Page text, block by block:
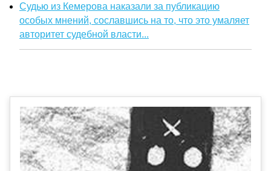
Судью из Кемерова наказали за публикацию
особых мнений, сославшись на то, что это умаляет
авторитет судебной власти...